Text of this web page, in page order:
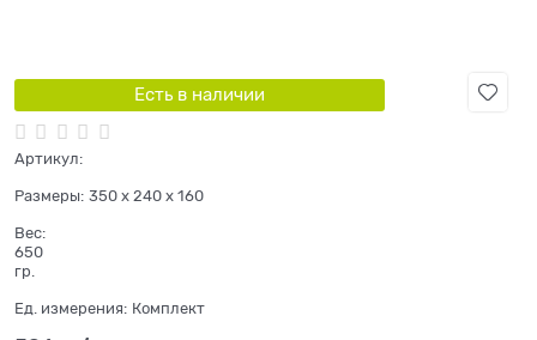
Есть в наличии
Артикул:
Размеры: 350 x 240 x 160
Вес:
650
гр.
Ед. измерения: Комплект